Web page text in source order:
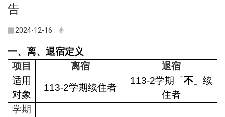
告
2024-12-16
一、离、退宿定义
项目
离宿
退宿
适用
对象
113-2学期续住者
113-2学期「不」续
住者
学期